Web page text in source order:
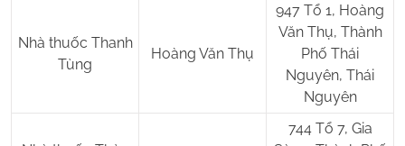
Nhà thuốc Thanh
Tùng
Hoàng Văn Thụ
947 Tổ 1, Hoàng
Văn Thụ, Thành
Phố Thái
Nguyên, Thái
Nguyên
744 Tổ 7, Gia